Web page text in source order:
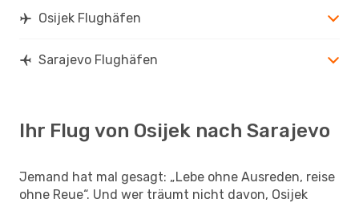
Osijek Flughäfen
Sarajevo Flughäfen
Ihr Flug von Osijek nach Sarajevo
Jemand hat mal gesagt: „Lebe ohne Ausreden, reise
ohne Reue“. Und wer träumt nicht davon, Osijek